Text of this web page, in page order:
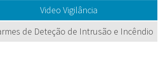
Video Vigilância
de Deteção de Intrusão e Incêndio